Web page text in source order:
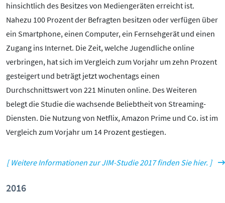
hinsichtlich des Besitzes von Mediengeräten erreicht ist.
Nahezu 100 Prozent der Befragten besitzen oder verfügen über
ein Smartphone, einen Computer, ein Fernsehgerät und einen
Zugang ins Internet. Die Zeit, welche Jugendliche online
verbringen, hat sich im Vergleich zum Vorjahr um zehn Prozent
gesteigert und beträgt jetzt wochentags einen
Durchschnittswert von 221 Minuten online. Des Weiteren
belegt die Studie die wachsende Beliebtheit von Streaming-
Diensten. Die Nutzung von Netflix, Amazon Prime und Co. ist im
Vergleich zum Vorjahr um 14 Prozent gestiegen.
[ Weitere Informationen zur JIM-Studie 2017 finden Sie hier. ]
2016